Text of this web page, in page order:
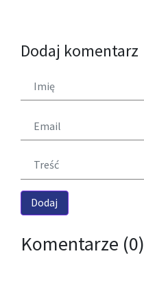
Dodaj komentarz
Komentarze (0)